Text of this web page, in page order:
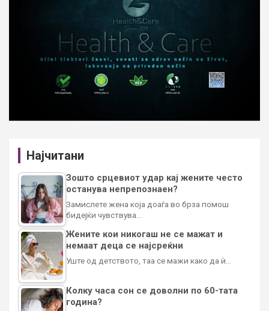
Најчитани
Зошто срцевиот удар кај жените често
останува непрепознаен?
Замислете жена која доаѓа во брза помош
бидејќи чувствува…
Жените кои никогаш не се мажат и
немаат деца се најсреќни
Уште од детството, таа се мажи како да ѝ…
Колку часа сон се доволни по 60-тата
година?